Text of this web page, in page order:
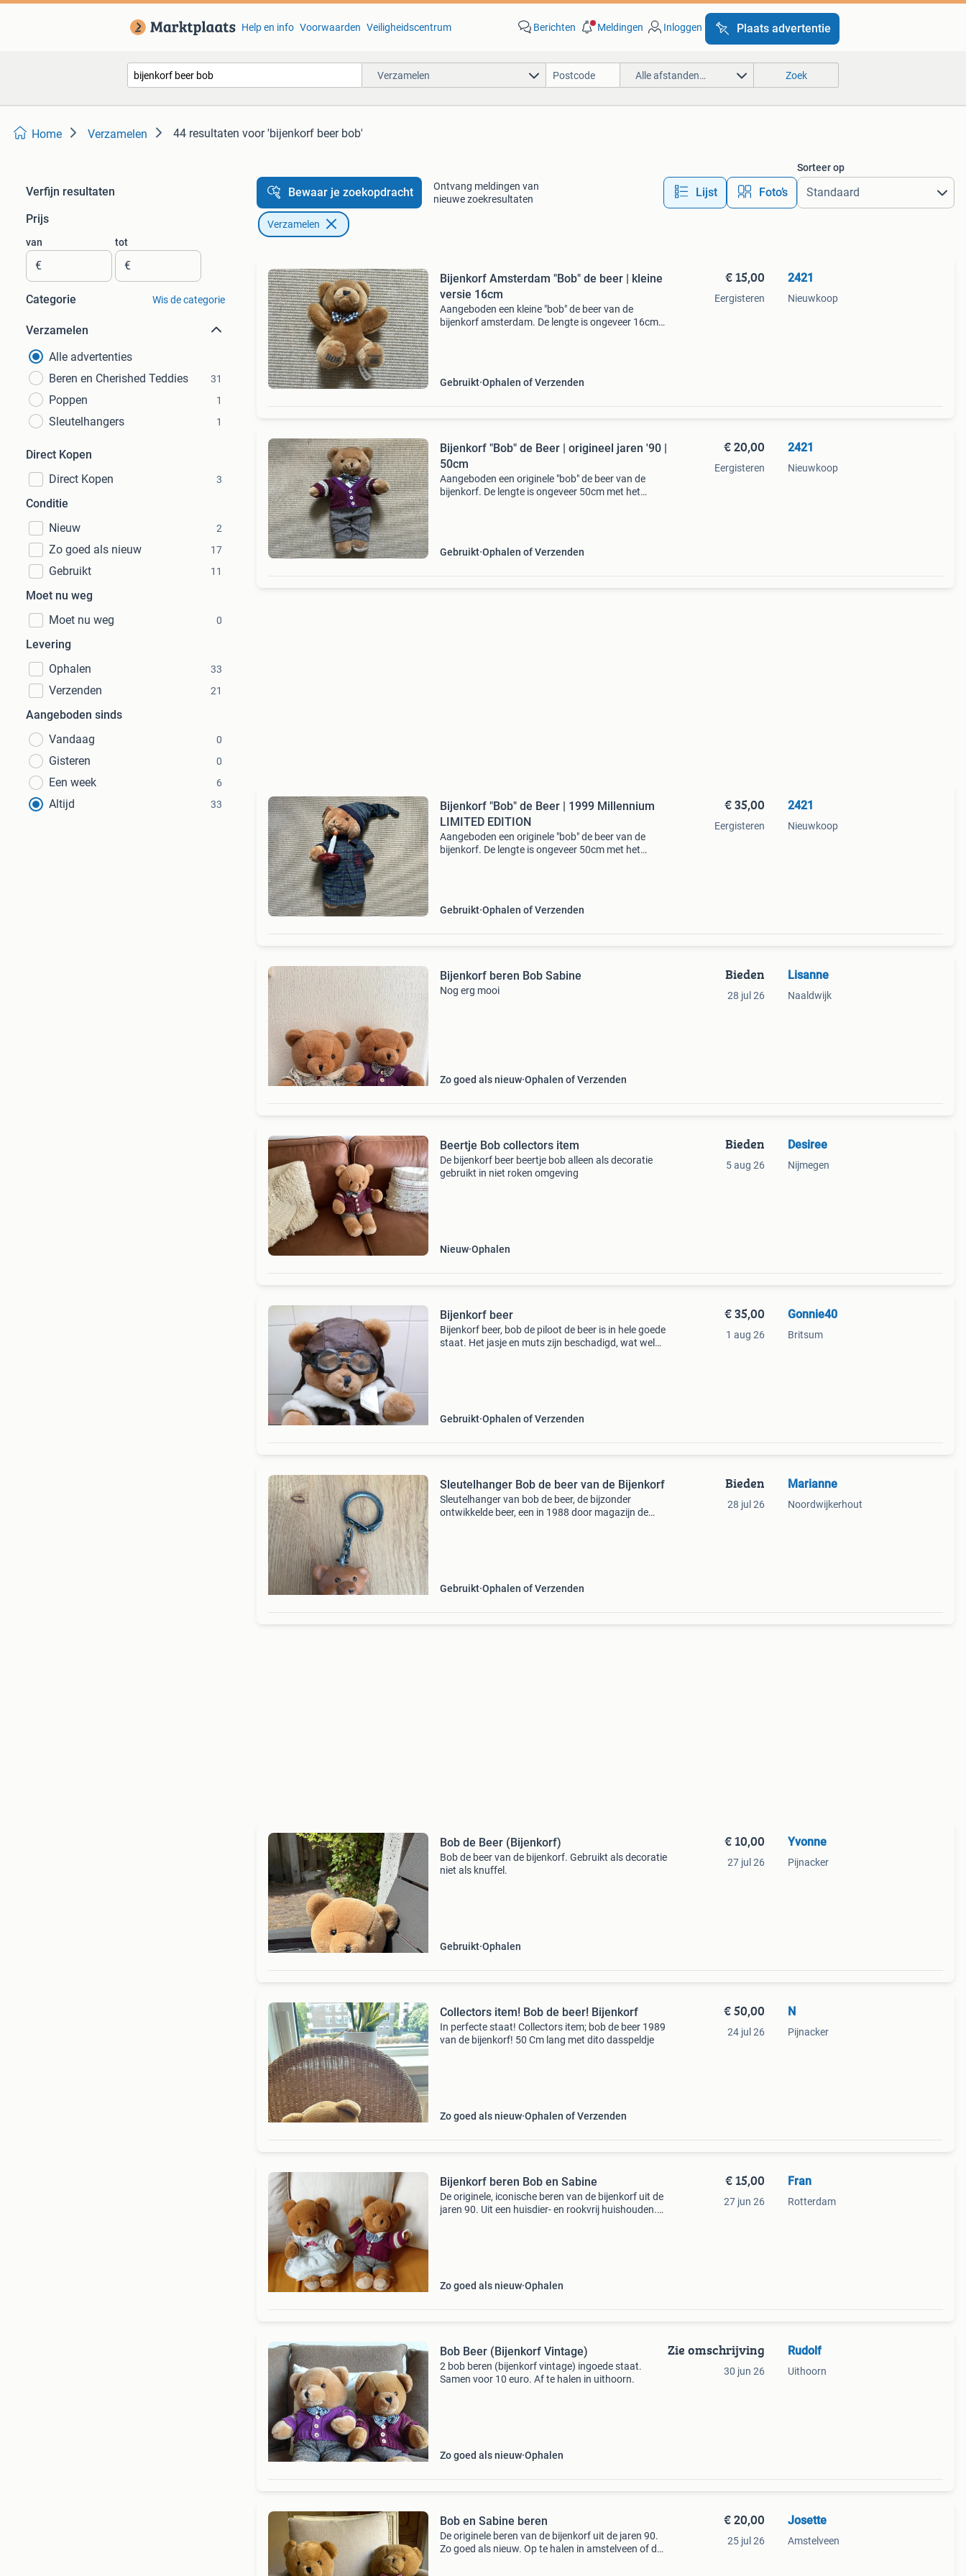
Help en info Voorwaarden Veiligheidscentrum Berichten Meldingen Inloggen Plaats advertentie
Verzamelen Alle afstanden… Zoek
Home Verzamelen 44 resultaten voor 'bijenkorf beer bob'
Verfijn resultaten
Prijs
van
€
tot
€
Categorie Wis de categorie
Verzamelen
Alle advertenties
Beren en Cherished Teddies
31
Poppen 1
Sleutelhangers 1
Direct Kopen
Direct Kopen
3
Conditie
Nieuw
2
Zo goed als nieuw 17
Gebruikt 11
Moet nu weg
Moet nu weg
0
Levering
Ophalen
33
Verzenden 21
Aangeboden sinds
Vandaag
0
Gisteren 0
Een week 6
Altijd 33
Bewaar je zoekopdracht
Ontvang meldingen van
nieuwe zoekresultaten
Lijst Foto’s
Sorteer op
Verzamelen
Bijenkorf Amsterdam "Bob" de beer | kleine
versie 16cm
Aangeboden een kleine "bob" de beer van de
bijenkorf amsterdam. De lengte is ongeveer 16cm
Gebruikt Ophalen of Verzenden
€ 15,00
Eergisteren
2421
Nieuwkoop
Bijenkorf "Bob" de Beer | origineel jaren '90 |
50cm
Aangeboden een originele "bob" de beer van de
bijenkorf. De lengte is ongeveer 50cm met het
Gebruikt Ophalen of Verzenden
€ 20,00
Eergisteren
2421
Nieuwkoop
Bijenkorf "Bob" de Beer | 1999 Millennium
LIMITED EDITION
Aangeboden een originele "bob" de beer van de
bijenkorf. De lengte is ongeveer 50cm met het
Gebruikt Ophalen of Verzenden
€ 35,00
Eergisteren
2421
Nieuwkoop
Bijenkorf beren Bob Sabine
Nog erg mooi
Zo goed als nieuw Ophalen of Verzenden
Bieden
28 jul 26
Lisanne
Naaldwijk
Beertje Bob collectors item
De bijenkorf beer beertje bob alleen als decoratie
gebruikt in niet roken omgeving
Nieuw Ophalen
Bieden
5 aug 26
Desiree
Nijmegen
Bijenkorf beer
Bijenkorf beer, bob de piloot de beer is in hele goede
staat. Het jasje en muts zijn beschadigd, wat wel
Gebruikt Ophalen of Verzenden
€ 35,00
1 aug 26
Gonnie40
Britsum
Sleutelhanger Bob de beer van de Bijenkorf
Sleutelhanger van bob de beer, de bijzonder
ontwikkelde beer, een in 1988 door magazijn de
Gebruikt Ophalen of Verzenden
Bieden
28 jul 26
Marianne
Noordwijkerhout
Bob de Beer (Bijenkorf)
Bob de beer van de bijenkorf. Gebruikt als decoratie
niet als knuffel.
Gebruikt Ophalen
€ 10,00
27 jul 26
Yvonne
Pijnacker
Collectors item! Bob de beer! Bijenkorf
In perfecte staat! Collectors item; bob de beer 1989
van de bijenkorf! 50 Cm lang met dito dasspeldje
Zo goed als nieuw Ophalen of Verzenden
€ 50,00
24 jul 26
N
Pijnacker
Bijenkorf beren Bob en Sabine
De originele, iconische beren van de bijenkorf uit de
jaren 90. Uit een huisdier- en rookvrij huishouden.
Zo goed als nieuw Ophalen
€ 15,00
27 jun 26
Fran
Rotterdam
Bob Beer (Bijenkorf Vintage)
2 bob beren (bijenkorf vintage) ingoede staat.
Samen voor 10 euro. Af te halen in uithoorn.
Zo goed als nieuw Ophalen
Zie omschrijving
30 jun 26
Rudolf
Uithoorn
Bob en Sabine beren
De originele beren van de bijenkorf uit de jaren 90.
Zo goed als nieuw. Op te halen in amstelveen of den
€ 20,00
25 jul 26
Josette
Amstelveen